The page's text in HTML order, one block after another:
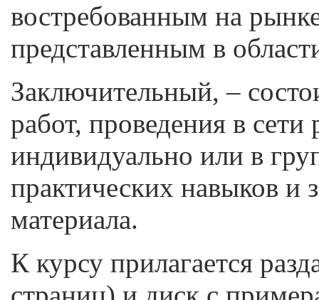
востребованным на
представленным в
Заключительный, –
работ, проведения в
индивидуально или в
практических навыков и
материала.
К курсу прилагается